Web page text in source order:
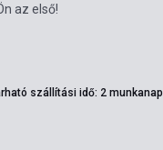
az első!
szállítási idő: 2 munkanap